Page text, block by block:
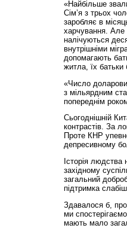
«Найбільше
Сім’я з трьох
заробляє в
харчування. Але
налічуються
внутрішніми
допомагають
житла, їх
«Число
з мільярдним
попереднім
Сьогоднішній
контрастів. За
Проте КНР
депресивному
Історія людства
західному
загальний
підтримка
Здавалося б,
ми
мають мало